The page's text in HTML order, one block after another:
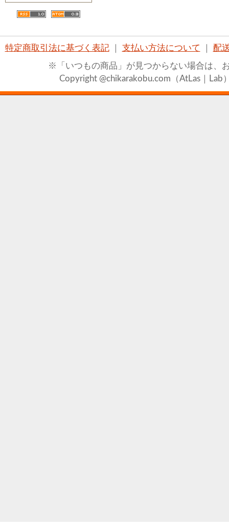
特定商取引法に基づく表記｜ 支払い方法について 配
※「いつもの商品」が見つからない場合は、
Copyright @chikarakobu.com（AtLas｜